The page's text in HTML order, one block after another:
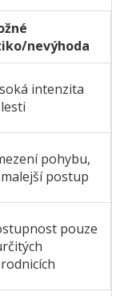
nevýhoda
intenzita
pohybu,
postup
pouze